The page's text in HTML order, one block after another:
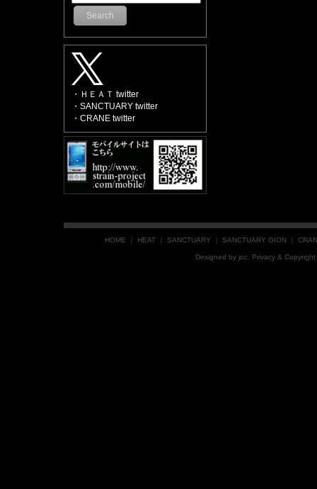
Search
・ＨＥＡＴ twitter
・SANCTUARY twitter
・CRANE twitter
HOME HEAT SANCTUARY SANCTUARY GION
Designed by joc . Privacy &